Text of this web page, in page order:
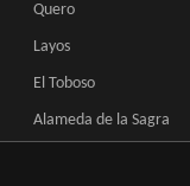
Quero
Layos
El Toboso
Alameda de la Sagra